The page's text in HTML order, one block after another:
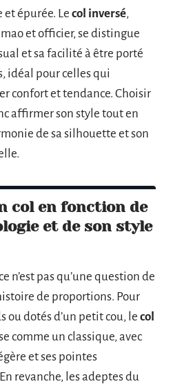
épurée. Le col inversé,
et officier, se distingue
et sa facilité à être porté
idéal pour celles qui
confort et tendance. Choisir
affirmer son style tout en
de sa silhouette et son
col en fonction de
et de son style
n’est pas qu’une question de
de proportions. Pour
ou dotés d’un petit cou, le col
comme un classique, avec
et ses pointes
revanche, les adeptes du